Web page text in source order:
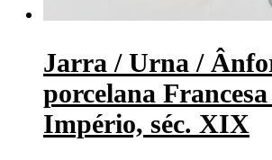
Jarra / Urna /
porcelana
Império, séc. XIX